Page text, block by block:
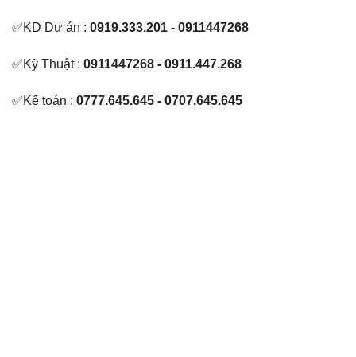
✅KD Dự án : 0919.333.201 - 0911447268
✅Kỹ Thuật : 0911447268 - 0911.447.268
✅Kế toán : 0777.645.645 - 0707.645.645